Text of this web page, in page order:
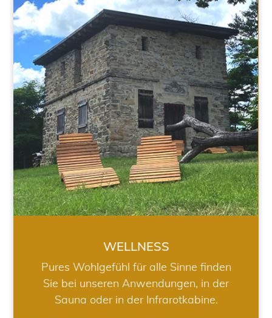
WELLNESS
WELLNESS
Pures Wohlgefühl für alle Sinne finden
Sie bei unseren Anwendungen, in der
Sauna oder in der Infrarotkabine.